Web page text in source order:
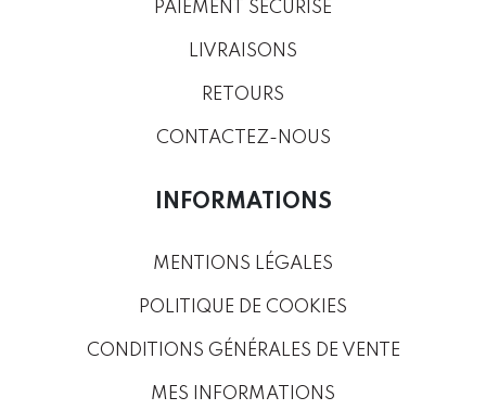
PAIEMENT SÉCURISÉ
LIVRAISONS
RETOURS
CONTACTEZ-NOUS
INFORMATIONS
MENTIONS LÉGALES
POLITIQUE DE COOKIES
CONDITIONS GÉNÉRALES DE VENTE
MES INFORMATIONS